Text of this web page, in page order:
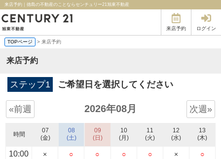
来店予約｜徳島の不動産のことならセンチュリー21旭東不動産
来店予約 ログイン
TOPページ > 来店予約
来店予約
ステップ1 ご希望日を選択してください
«前週 2026年08月 次週»
時間
10:00
07
(金)
×
08
(土)
○
09
(日)
○
10
(月)
○
11
(火)
○
12
(水)
×
13
(木)
○